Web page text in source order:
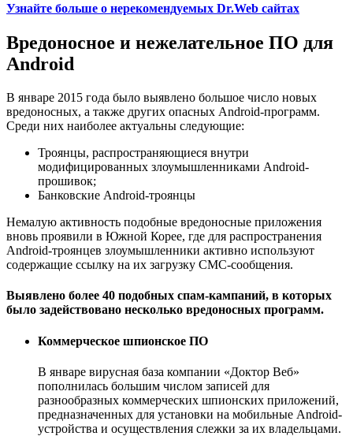
Узнайте больше о нерекомендуемых Dr.Web сайтах
Вредоносное и нежелательное ПО для
Android
В январе 2015 года было выявлено большое число новых
вредоносных, а также других опасных Android-программ.
Среди них наиболее актуальны следующие:
Троянцы, распространяющиеся внутри
модифицированных злоумышленниками Android-
прошивок;
Банковские Android-троянцы
Немалую активность подобные вредоносные приложения
вновь проявили в Южной Корее, где для распространения
Android-троянцев злоумышленники активно используют
содержащие ссылку на их загрузку СМС-сообщения.
Выявлено более 40 подобных спам-кампаний, в которых
было задействовано несколько вредоносных программ.
Коммерческое шпионское ПО
В январе вирусная база компании «Доктор Веб»
пополнилась большим числом записей для
разнообразных коммерческих шпионских приложений,
предназначенных для установки на мобильные Android-
устройства и осуществления слежки за их владельцами.